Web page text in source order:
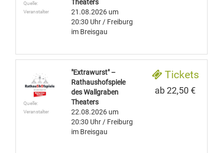
Quelle:
Veranstalter
Theaters
21.08.2026 um
20:30 Uhr / Freiburg
im Breisgau
Quelle:
Veranstalter
"Extrawurst" –
Rathaushofspiele
des Wallgraben
Theaters
22.08.2026 um
20:30 Uhr / Freiburg
im Breisgau
Tickets
ab 22,50 €